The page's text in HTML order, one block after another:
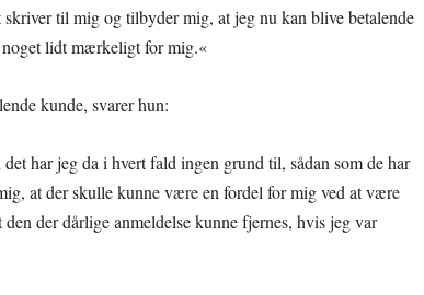
til mig og tilbyder mig, at jeg nu kan blive betalende
noget lidt mærkeligt for mig.«
kunde, svarer hun:
har jeg da i hvert fald ingen grund til, sådan som de har
at der skulle kunne være en fordel for mig ved at være
der dårlige anmeldelse kunne fjernes, hvis jeg var